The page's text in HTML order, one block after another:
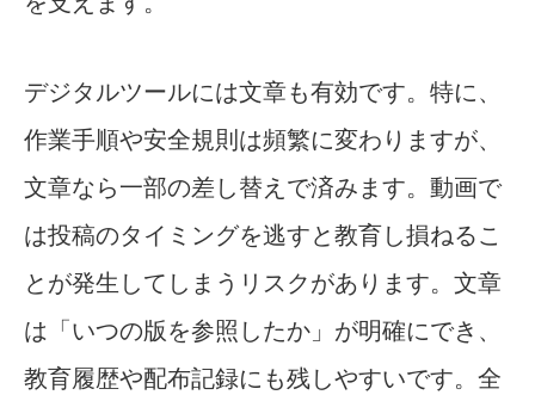
デジタルツールには文章も有効です。特に、
作業手順や安全規則は頻繁に変わりますが、
文章なら一部の差し替えで済みます。動画で
は投稿のタイミングを逃すと教育し損ねるこ
とが発生してしまうリスクがあります。文章
は「いつの版を参照したか」が明確にでき、
教育履歴や配布記録にも残しやすいです。全